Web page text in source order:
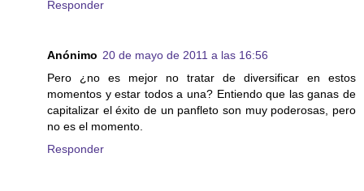
Responder
Anónimo 20 de mayo de 2011 a las 16:56
Pero ¿no es mejor no tratar de diversificar en estos
momentos y estar todos a una? Entiendo que las ganas de
capitalizar el éxito de un panfleto son muy poderosas, pero
no es el momento.
Responder